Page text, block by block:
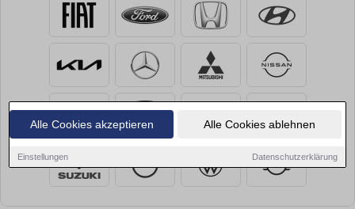
Alle Cookies akzeptieren Alle Cookies ablehnen
Einstellungen Datenschutzerklärung